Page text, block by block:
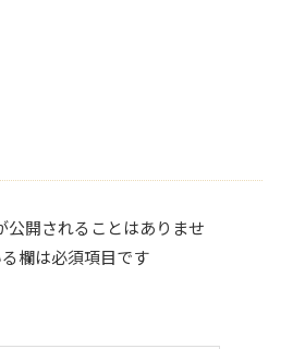
公開されることはありませ
欄は必須項目です